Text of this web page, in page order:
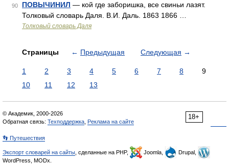
90 ПОВЫЧИНИЛ — кой где заборишка, все свиньи лазят.
Толковый словарь Даля. В.И. Даль. 1863 1866 …
Толковый словарь Даля
Страницы ← Предыдущая Следующая →
1 2 3 4 5 6 7 8
9
10
11 12 13
18+
© Академик, 2000-2026
Обратная связь: Техподдержка Реклама на сайте
👣 Путешествия
Экспорт словарей на сайты , сделанные на PHP, Joomla,
Drupal,
WordPress, MODx.